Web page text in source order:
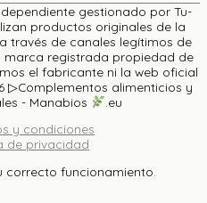
gestionado por Tu-
productos originales de la
través de canales legítimos de
marca registrada propiedad de
el fabricante ni la web oficial
▷Complementos alimenticios y
- Manabios
.eu
y condiciones
de privacidad
correcto funcionamiento.